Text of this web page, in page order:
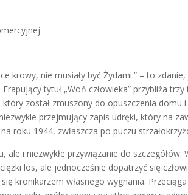
krowy, nie musiały być Żydami.” – to
tytuł „Woń człowieka” przybliża
został zmuszony do opuszczenia domu
przejmujący zapis udręki, który na
roku 1944, zwłaszcza po puczu
i niezwykłe przywiązanie do szczegółów.
los, ale jednocześnie dopatrzyć się
kronikarzem własnego wygnania.